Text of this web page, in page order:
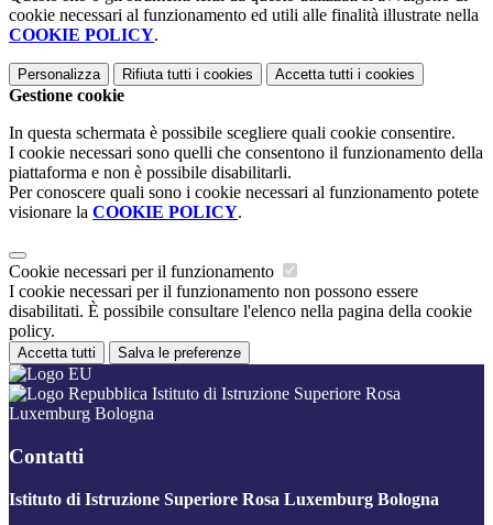
cookie necessari al funzionamento ed utili alle finalità illustrate nella
COOKIE POLICY.
Personalizza Rifiuta tutti i cookies Accetta tutti i cookies
Gestione cookie
In questa schermata è possibile scegliere quali cookie consentire.
I cookie necessari sono quelli che consentono il funzionamento della
piattaforma e non è possibile disabilitarli.
Per conoscere quali sono i cookie necessari al funzionamento potete
visionare la COOKIE POLICY.
Cookie necessari per il funzionamento
I cookie necessari per il funzionamento non possono essere
disabilitati. È possibile consultare l'elenco nella pagina della cookie
policy.
Accetta tutti Salva le preferenze
Istituto di Istruzione Superiore Rosa
Luxemburg Bologna
Contatti
Istituto di Istruzione Superiore Rosa Luxemburg Bologna